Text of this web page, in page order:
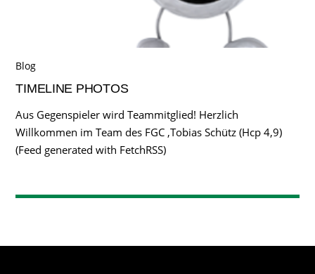
Blog
TIMELINE PHOTOS
Aus Gegenspieler wird Teammitglied! Herzlich
Willkommen im Team des FGC ,Tobias Schütz (Hcp 4,9)
(Feed generated with FetchRSS)